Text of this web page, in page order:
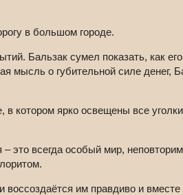
в большом городе.
Бальзак сумел показать, как
мысль о губительной силе денег,
котором ярко освещены все
это всегда особый мир,
воссоздаётся им правдиво и